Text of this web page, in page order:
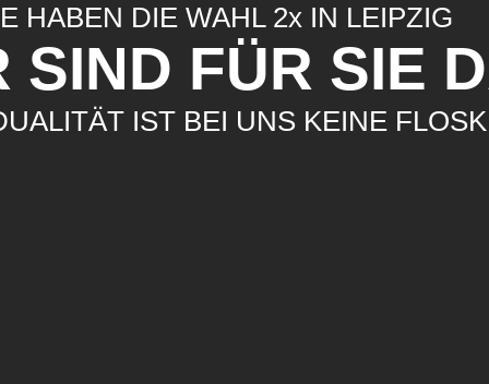
HABEN DIE WAHL 2x IN LEIPZIG
SIND FÜR SIE
IST BEI UNS KEINE